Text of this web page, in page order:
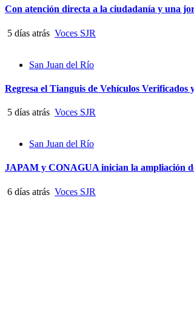
Con atención directa a la ciudadanía y una
5 días atrás Voces SJR
San Juan del Río
Regresa el Tianguis de Vehículos Verificados
5 días atrás Voces SJR
San Juan del Río
JAPAM y CONAGUA inician la ampliación
6 días atrás Voces SJR